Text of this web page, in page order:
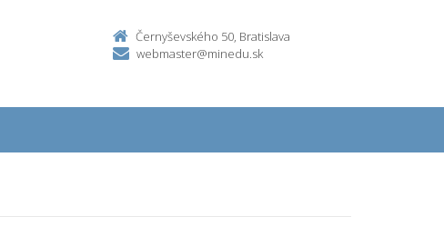
Černyševského 50, Bratislava
webmaster@minedu.sk